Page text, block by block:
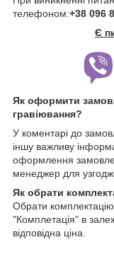
телефоном:+38 096
Є
Як оформити
гравіювання?
У коментарі до
іншу важливу
оформлення
менеджер для
Як обрати
Обрати
"Комплетація" в
відповідна ціна.